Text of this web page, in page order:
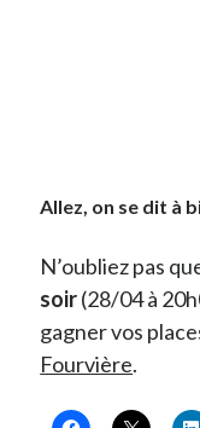
Allez, on se dit à
N’oubliez pas
soir(28/04 à
gagner vos
Fourvière.